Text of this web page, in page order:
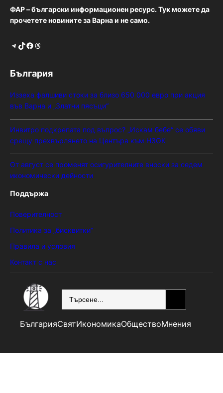
ФАР – български информационен ресурс. Тук можете да
прочетете новините за Варна и не само.
Telegram TikTok Facebook Threads
България
Иззеха фалшиви стоки за близо 650 000 евро при акция
във Варна и „Златни пясъци“
Инвитро подкрепата под въпрос? „Искам бебе“ се обяви
срещу прехвърлянето на Центъра към НЗОК
От август се променят осигурителните вноски за седем
икономически дейности
Поддържа
Поверителност
Политика за „бисквитки“
Правила и условия
Контакт с нас
БългарияСвятИкономикаОбществоМнения